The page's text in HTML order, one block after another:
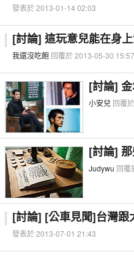
發表於 2013-01-14 02:03
[討論] 這玩意兒能在身
我還沒吃飽回覆於 2013-05-30 15:57
[討論]
小安兒回覆
[討論]
Judywu 回覆
[討論] [公車見聞]台灣跟
發表於 2013-07-01 21:43